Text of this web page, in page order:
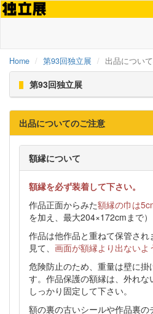
Home 第93回独立展 出品につい
第93回独立展
出品についてのご注意
額縁について
額縁を必ず装着して下さい。
作品正面からみた額縁の巾は
を加え、最大204×172cmまで）
作品は他作品と重ねて保管され
見て、 画面が額縁より出ないよ
危険防止のため、重量は壁に掛
す。作品保護の額縁は、外れ
しっかり固定して下さい。
額の裏の古いシールや作品裏